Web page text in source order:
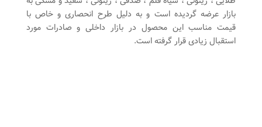
بازار عرضه گردیده است و به دلیل طرح انحصاری و خاص با
قیمت مناسب این محصول در بازار داخلی و صادرات مورد
استقبال زیادی قرار گرفته است.